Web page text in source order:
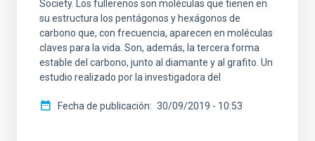
Society. Los fullerenos son moléculas que tienen en
su estructura los pentágonos y hexágonos de
carbono que, con frecuencia, aparecen en moléculas
claves para la vida. Son, además, la tercera forma
estable del carbono, junto al diamante y al grafito. Un
estudio realizado por la investigadora del
Fecha de publicación 30/09/2019 - 10:53